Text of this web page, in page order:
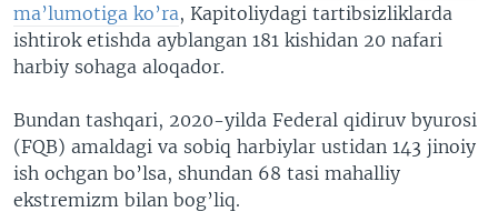
ma’lumotiga ko’ra, Kapitoliydagi tartibsizliklarda
ishtirok etishda ayblangan 181 kishidan 20 nafari
harbiy sohaga aloqador.
Bundan tashqari, 2020-yilda Federal qidiruv byurosi
(FQB) amaldagi va sobiq harbiylar ustidan 143 jinoiy
ish ochgan bo’lsa, shundan 68 tasi mahalliy
ekstremizm bilan bog’liq.